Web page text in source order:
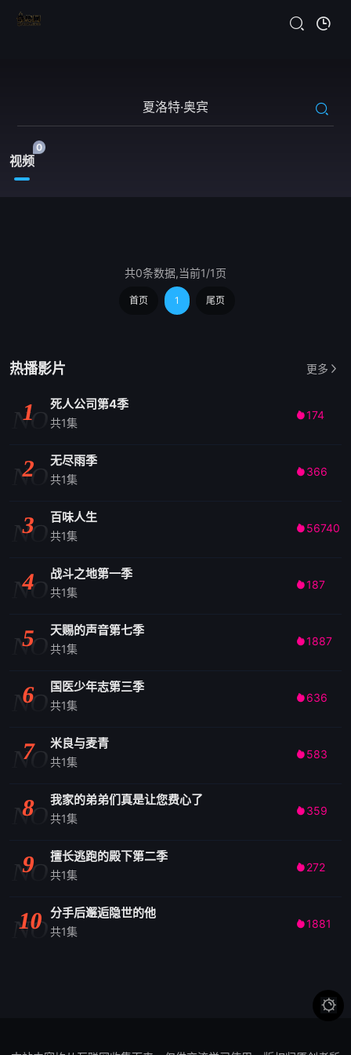
视频
0
共0条数据,当前1/1页
首页 1 尾页
热播影片 更多
NO
1 死人公司第4季
共1集
174
NO
2 无尽雨季
共1集
 366
NO
3 百味人生
共1集
 56740
NO
4 战斗之地第一季
共1集
187
NO
5 天赐的声音第七季
共1集
1887
NO
6 国医少年志第三季
共1集
 636
NO
7 米良与麦青
共1集
 583
NO
8 我家的弟弟们真是让您费心了
共1集
 359
NO
9 擅长逃跑的殿下第二季
共1集
 272
NO
10 分手后邂逅隐世的他
共1集
1881
